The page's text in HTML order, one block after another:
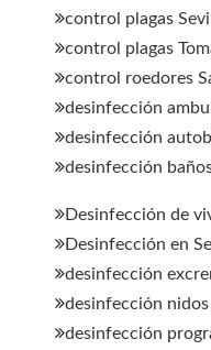
control plagas
control plagas
control roedores
desinfección
desinfección
desinfección
Desinfección de
Desinfección en
desinfección
desinfección nidos
desinfección